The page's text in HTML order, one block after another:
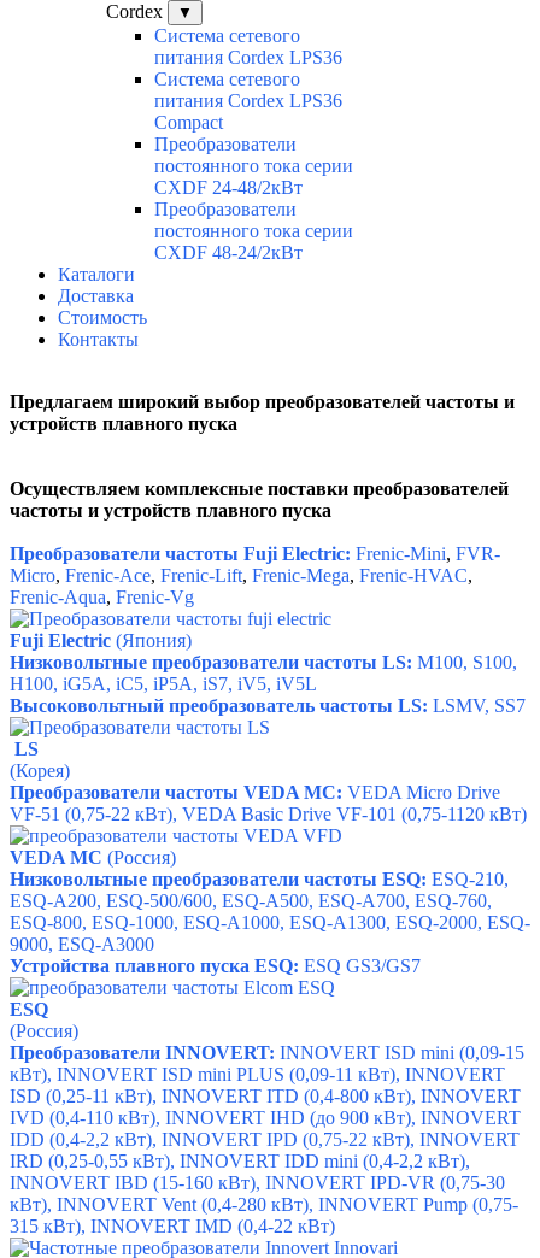
Cordex
▼
Система сетевого
питания Cordex LPS36
Система сетевого
питания Cordex LPS36
Compact
Преобразователи
постоянного тока серии
CXDF 24-48/2кВт
Преобразователи
постоянного тока серии
CXDF 48-24/2кВт
Каталоги
Доставка
Стоимость
Контакты
Предлагаем широкий выбор преобразователей частоты и
устройств плавного пуска
Осуществляем комплексные поставки преобразователей
частоты и устройств плавного пуска
Преобразователи частоты Fuji Electric: Frenic-Mini, FVR-
Micro, Frenic-Ace, Frenic-Lift, Frenic-Mega, Frenic-HVAC,
Frenic-Aqua, Frenic-Vg
Fuji Electric (Япония)
Низковольтные преобразователи частоты LS: M100, S100,
H100, iG5A, iC5, iР5А, iS7, iV5, iV5L
Высоковольтный преобразователь частоты LS: LSMV, SS7
LS
(Корея)
Преобразователи частоты VEDA MC: VEDA Micro Drive
VF-51 (0,75-22 кВт), VEDA Basic Drive VF-101 (0,75-1120 кВт)
VEDA MC (Россия)
Низковольтные преобразователи частоты ESQ: ESQ-210,
ESQ-A200, ESQ-500/600, ESQ-A500, ESQ-A700, ESQ-760,
ESQ-800, ESQ-1000, ESQ-A1000, ESQ-A1300, ESQ-2000, ESQ-
9000, ESQ-A3000
Устройства плавного пуска ESQ: ESQ GS3/GS7
ESQ
(Россия)
Преобразователи INNOVERT: INNOVERT ISD mini (0,09-15
кВт), INNOVERT ISD mini PLUS (0,09-11 кВт), INNOVERT
ISD (0,25-11 кВт), INNOVERT ITD (0,4-800 кВт), INNOVERT
IVD (0,4-110 кВт), INNOVERT IHD (до 900 кВт), INNOVERT
IDD (0,4-2,2 кВт), INNOVERT IPD (0,75-22 кВт), INNOVERT
IRD (0,25-0,55 кВт), INNOVERT IDD mini (0,4-2,2 кВт),
INNOVERT IBD (15-160 кВт), INNOVERT IPD-VR (0,75-30
кВт), INNOVERT Vent (0,4-280 кВт), INNOVERT Pump (0,75-
315 кВт), INNOVERT IMD (0,4-22 кВт)